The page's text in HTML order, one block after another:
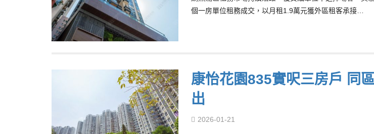
個一房單位租務成交，以月租1.9萬元獲外區租客承接…
康怡花園835實呎三房戶 同
出
2026-01-21